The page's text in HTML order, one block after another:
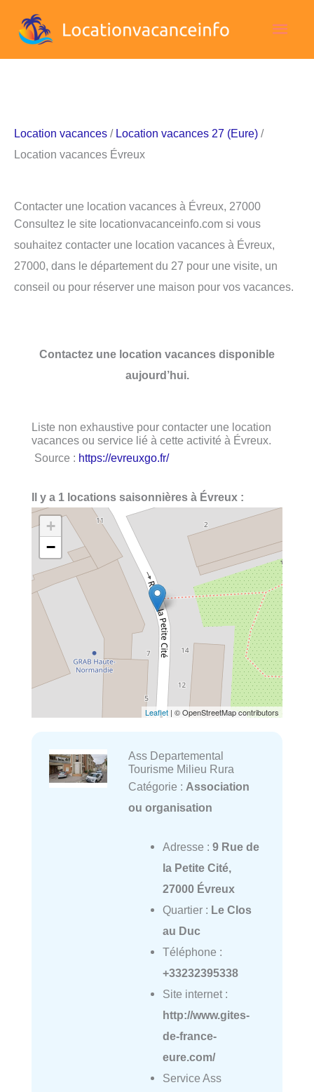
Location vacances / Location vacances 27 (Eure) /
Location vacances Évreux
Contacter une location vacances à Évreux, 27000
Consultez le site locationvacanceinfo.com si vous
souhaitez contacter une location vacances à Évreux,
27000, dans le département du 27 pour une visite, un
conseil ou pour réserver une maison pour vos vacances.
Contactez une location vacances disponible
aujourd’hui.
Liste non exhaustive pour contacter une location
vacances ou service lié à cette activité à Évreux.
Source : https://evreuxgo.fr/
Il y a 1 locations saisonnières à Évreux :
+
−
Leaflet | © OpenStreetMap contributors
Ass Departemental
Tourisme Milieu Rura
Catégorie : Association
ou organisation
Adresse : 9 Rue de
la Petite Cité,
27000 Évreux
Quartier : Le Clos
au Duc
Téléphone :
+33232395338
Site internet :
http://www.gites-
de-france-
eure.com/
Service Ass